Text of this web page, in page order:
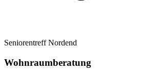
Seniorentreff Nordend
Wohnraumberatung